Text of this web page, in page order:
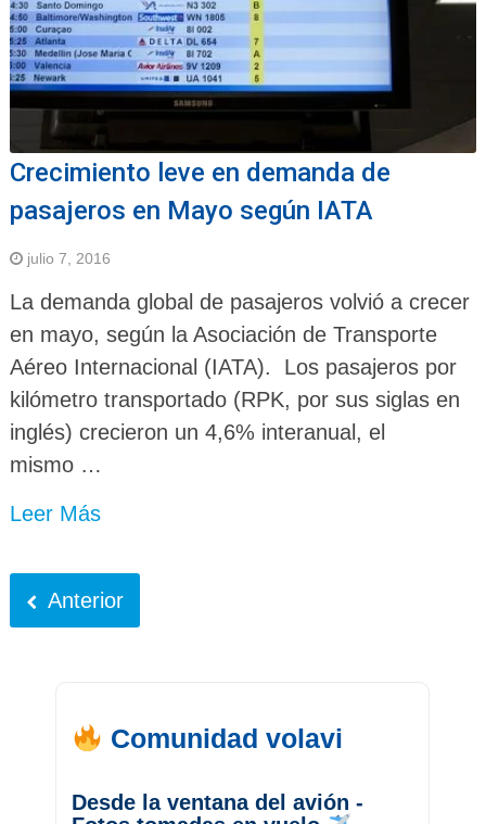
Crecimiento leve en demanda de
pasajeros en Mayo según IATA
julio 7, 2016
La demanda global de pasajeros volvió a crecer
en mayo, según la Asociación de Transporte
Aéreo Internacional (IATA). Los pasajeros por
kilómetro transportado (RPK, por sus siglas en
inglés) crecieron un 4,6% interanual, el
mismo …
Leer Más
Anterior
Comunidad volavi
Desde la ventana del avión -